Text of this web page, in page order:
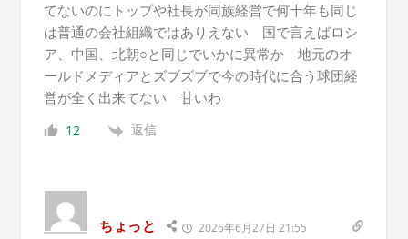
てないのにトップや社長が同族経営で何十年も同じ
は普通の会社組織ではありえない 国で言えばロシ
ア、中国、北朝○と同じでいかに異常か 地元のオ
ールドメディアとズブズブで今の時代に合う球団経
営が全く出来てない 甘いわ
12 返信
ちょっと 2026年6月27日 21:55